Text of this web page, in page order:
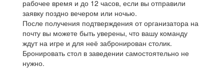
рабочее время и до 12 часов, если вы отправили
заявку поздно вечером или ночью.
После получения подтверждения от организатора на
почту вы можете быть уверены, что вашу команду
ждут на игре и для неё забронирован столик.
Бронировать стол в заведении самостоятельно не
нужно.